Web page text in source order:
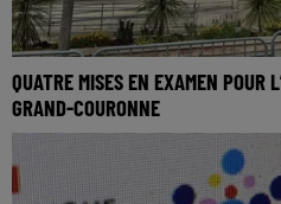
QUATRE MISES EN EXAMEN POUR
GRAND-COURONNE